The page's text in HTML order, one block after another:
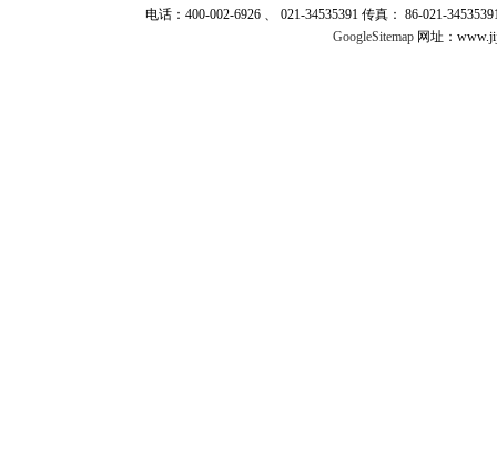
电话：400-002-6926 、 021-34535391 传真： 86-021-
GoogleSitemap 网址：